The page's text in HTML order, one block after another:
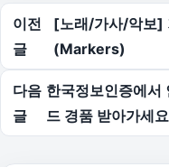
글 탐색
이전
글
[노래/가사/악보]
(Markers)
다음
글
한국정보인증에서
드 경품 받아가세